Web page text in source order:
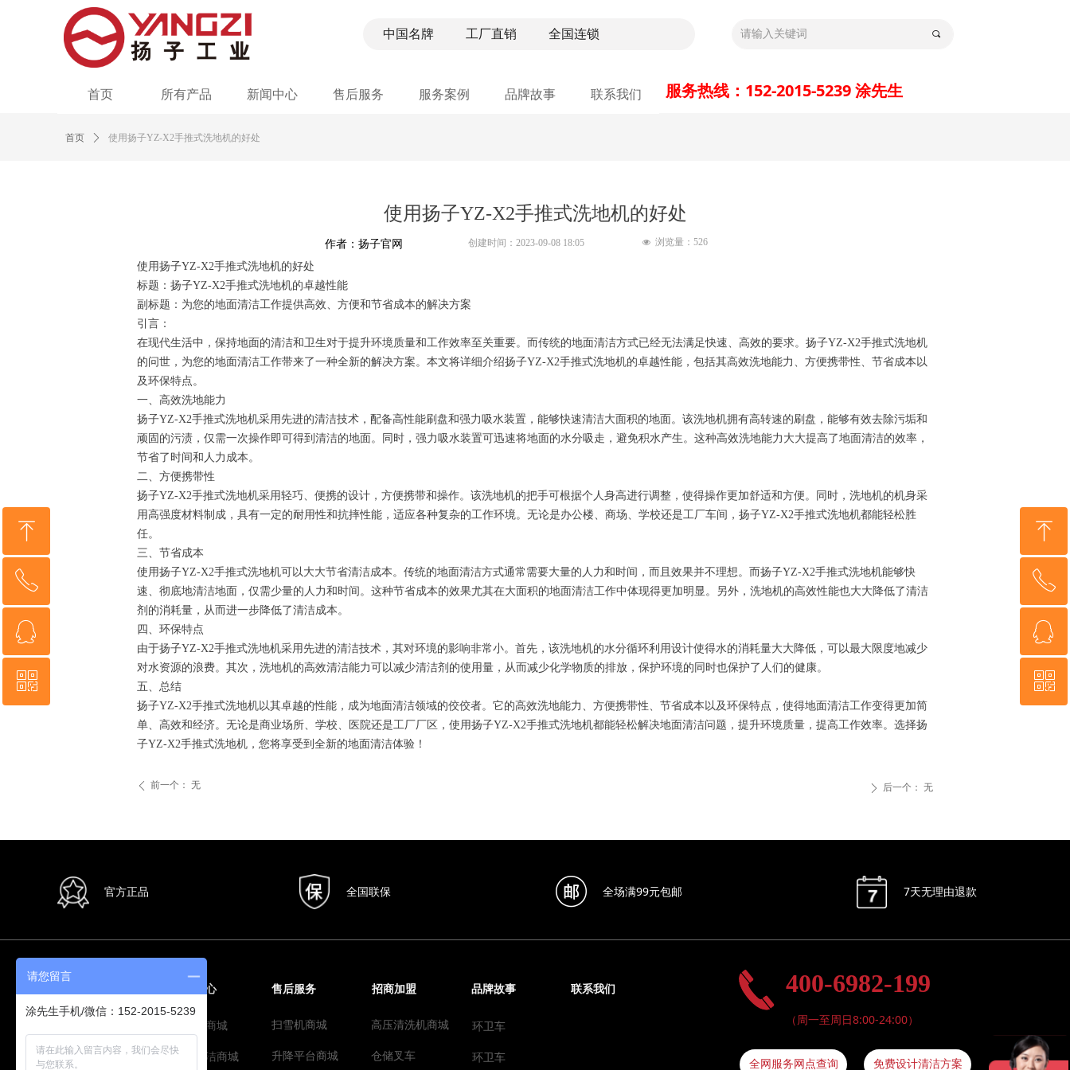
끠
中国名牌 工厂直销 全国连锁
首页 所有产品 新闻中心 售后服务 服务案例 品牌故事 联系我们 服务热线：152-2015-5239 涂先生
使用扬子YZ-X2手推式洗地机的好处
使用扬子YZ-X2手推式洗地机的好处
标题：扬子YZ-X2手推式洗地机的卓越性能
副标题：为您的地面清洁工作提供高效、方便和节省成本的解决方案
引言：
在现代生活中，保持地面的清洁和卫生对于提升环境质量和工作效率至关重要。而传统的地面清洁方式已经无法满足快速、高效的要求。扬子YZ-X2手推式洗地机
的问世，为您的地面清洁工作带来了一种全新的解决方案。本文将详细介绍扬子YZ-X2手推式洗地机的卓越性能，包括其高效洗地能力、方便携带性、节省成本以
及环保特点。
一、高效洗地能力
扬子YZ-X2手推式洗地机采用先进的清洁技术，配备高性能刷盘和强力吸水装置，能够快速清洁大面积的地面。该洗地机拥有高转速的刷盘，能够有效去除污垢和
顽固的污渍，仅需一次操作即可得到清洁的地面。同时，强力吸水装置可迅速将地面的水分吸走，避免积水产生。这种高效洗地能力大大提高了地面清洁的效率，
节省了时间和人力成本。
二、方便携带性
扬子YZ-X2手推式洗地机采用轻巧、便携的设计，方便携带和操作。该洗地机的把手可根据个人身高进行调整，使得操作更加舒适和方便。同时，洗地机的机身采
用高强度材料制成，具有一定的耐用性和抗摔性能，适应各种复杂的工作环境。无论是办公楼、商场、学校还是工厂车间，扬子YZ-X2手推式洗地机都能轻松胜
任。
三、节省成本
使用扬子YZ-X2手推式洗地机可以大大节省清洁成本。传统的地面清洁方式通常需要大量的人力和时间，而且效果并不理想。而扬子YZ-X2手推式洗地机能够快
速、彻底地清洁地面，仅需少量的人力和时间。这种节省成本的效果尤其在大面积的地面清洁工作中体现得更加明显。另外，洗地机的高效性能也大大降低了清洁
剂的消耗量，从而进一步降低了清洁成本。
四、环保特点
由于扬子YZ-X2手推式洗地机采用先进的清洁技术，其对环境的影响非常小。首先，该洗地机的水分循环利用设计使得水的消耗量大大降低，可以最大限度地减少
对水资源的浪费。其次，洗地机的高效清洁能力可以减少清洁剂的使用量，从而减少化学物质的排放，保护环境的同时也保护了人们的健康。
五、总结
扬子YZ-X2手推式洗地机以其卓越的性能，成为地面清洁领域的佼佼者。它的高效洗地能力、方便携带性、节省成本以及环保特点，使得地面清洁工作变得更加简
单、高效和经济。无论是商业场所、学校、医院还是工厂厂区，使用扬子YZ-X2手推式洗地机都能轻松解决地面清洁问题，提升环境质量，提高工作效率。选择扬
子YZ-X2手推式洗地机，您将享受到全新的地面清洁体验！
ꄴ 前一个： 无 ꄲ 后一个： 无
首页 ꄲ 使用扬子YZ-X2手推式洗地机的好处
创建时间： 2023-09-08 18:05
作者：扬子官网 넶 浏览量： 526
官方正品 全国联保 全场满99元包邮 7天无理由退款
400-6982-199
（周一至周日8:00-24:00）
全网服务网点查询 免费设计清洁方案
新闻中心 售后服务 招商加盟 品牌故事 联系我们
洗地机商城
吸尘器商城
酒店清洁商城
扫雪机商城
升降平台商城
高压清洗机商城
仓储叉车
环卫车
环卫车
ꁸ
回到顶部
ꂅ
88888888
ꁗ
QQ客服
ꀥ
ꁸ
回到顶部
ꂅ
152-2015-5239
ꁗ
QQ客服
ꀥ
请您留言
涂先生手机/微信：152-2015-5239